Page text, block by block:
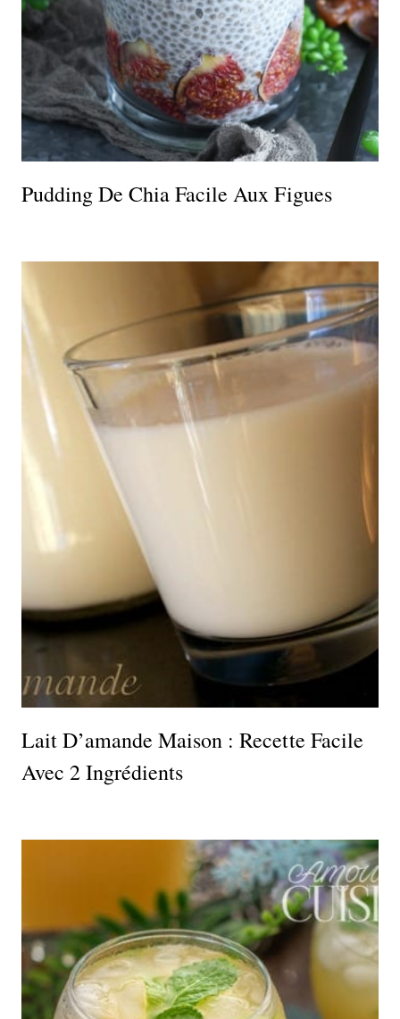
Pudding De Chia Facile Aux Figues
Lait D’amande Maison : Recette Facile
Avec 2 Ingrédients